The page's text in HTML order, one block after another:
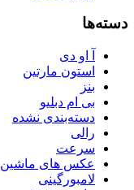
دسته‌ها
آ او دی
استون مارتین
بنز
بی ام دبلیو
دسته‌بندی نشده
رالی
سرعت
عکس های ماشین
لامبورگینی